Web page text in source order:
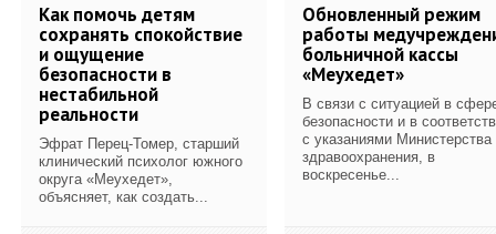
Как помочь детям
сохранять спокойствие
и ощущение
безопасности в
нестабильной
реальности
Эфрат Перец-Томер, старший
клинический психолог южного
округа «Меухедет»,
объясняет, как создать...
Обновленный режим
работы
больничной кассы
«Меухедет»
В связи с ситуацией в
безопасности и в
с указаниями Министерства
здравоохранения, в
воскресенье...